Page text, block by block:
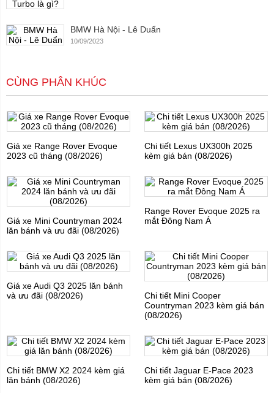
BMW Hà Nội - Lê Duẩn
10/09/2023
CÙNG PHÂN KHÚC
Giá xe Range Rover Evoque
2023 cũ tháng (08/2026)
Chi tiết Lexus UX300h 2025
kèm giá bán (08/2026)
Giá xe Mini Countryman 2024
lăn bánh và ưu đãi (08/2026)
Range Rover Evoque 2025 ra
mắt Đông Nam Á
Giá xe Audi Q3 2025 lăn bánh
và ưu đãi (08/2026)
Chi tiết Mini Cooper
Countryman 2023 kèm giá bán
(08/2026)
Chi tiết BMW X2 2024 kèm giá
lăn bánh (08/2026)
Chi tiết Jaguar E-Pace 2023
kèm giá bán (08/2026)